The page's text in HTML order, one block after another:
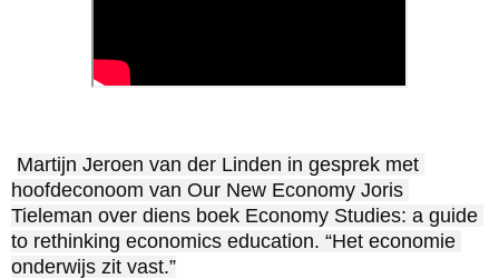
Martijn Jeroen van der Linden in gesprek met
hoofdeconoom van Our New Economy Joris
Tieleman over diens boek Economy Studies: a guide
to rethinking economics education. “Het economie
onderwijs zit vast.”